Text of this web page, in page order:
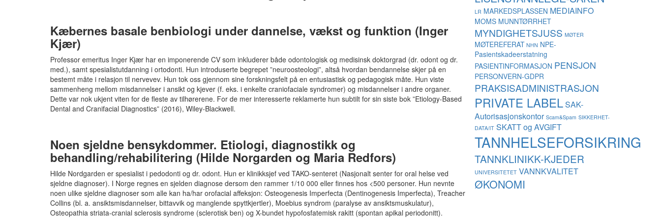
Kæbernes basale benbiologi under dannelse, vækst og funktion (Inger
Kjær)
Professor emeritus Inger Kjær har en imponerende CV som inkluderer både odontologisk og medisinsk doktorgrad (dr. odont og dr.
med.), samt spesialistutdanning i ortodonti. Hun introduserte begrepet ”neuroosteologi”, altså hvordan bendannelse skjer på en
bestemt måte i relasjon til nervevev. Hun tok oss gjennom sine forskningsfelt på en entusiastisk og pedagogisk måte. Hun viste
sammenheng mellom misdannelser i ansikt og kjever (f. eks. i enkelte craniofaciale syndromer) og misdannelser i andre organer.
Dette var nok ukjent viten for de fleste av tilhørerene. For de mer interesserte reklamerte hun subtilt for sin siste bok ”Etiology-Based
Dental and Cranifacial Diagnostics” (2016), Wiley-Blackwell.
Noen sjeldne bensykdommer. Etiologi, diagnostikk og
behandling/rehabilitering (Hilde Norgarden og Maria Redfors)
Hilde Nordgarden er spesialist i pedodonti og dr. odont. Hun er klinikksjef ved TAKO-senteret (Nasjonalt senter for oral helse ved
sjeldne diagnoser). I Norge regnes en sjelden diagnose dersom den rammer 1/10 000 eller finnes hos <500 personer. Hun nevnte
noen ulike sjeldne diagnoser som alle kan ha/har orofacial affeksjon: Osteogenesis Imperfecta (Dentinogenesis Imperfecta), Treacher
Collins (bl. a. ansiktsmisdannelser, bittavvik og manglende spyttkjertler), Moebius syndrom (paralyse av ansiktsmuskulatur),
Osteopathia striata-cranial sclerosis syndrome (sclerotisk ben) og X-bundet hypofosfatemisk rakitt (spontan apikal periodonitt).
LR MARKEDSPLASSEN MEDIAINFO
MOMS MUNNTØRRHET
MYNDIGHETSJUSS MØTER
MØTEREFERAT NHN NPE-
Pasientskadeerstatning
PASIENTINFORMASJON PENSJON
PERSONVERN-GDPR
PRAKSISADMINISTRASJON
PRIVATE LABELSAK-
Autorisasjonskontor Scam&Spam SIKKERHET-
DATA/IT SKATT og AVGIFT
TANNHELSEFORSIKRING
TANNKLINIKK-KJEDER
UNIVERSITETET VANNKVALITET
ØKONOMI